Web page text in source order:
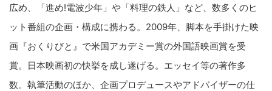
広め、「進め!電波少年」や「料理の鉄人」など、数多くのヒ
ット番組の企画・構成に携わる。2009年、脚本を手掛けた映
画『おくりびと』で米国アカデミー賞の外国語映画賞を受
賞。日本映画初の快挙を成し遂げる。エッセイ等の著作多
数。執筆活動のほか、企画プロデュースやアドバイザーの仕